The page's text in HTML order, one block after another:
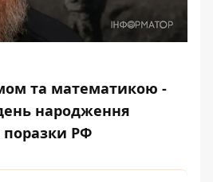
та математикою -
народження
поразки РФ